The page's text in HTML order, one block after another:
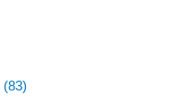
(83)